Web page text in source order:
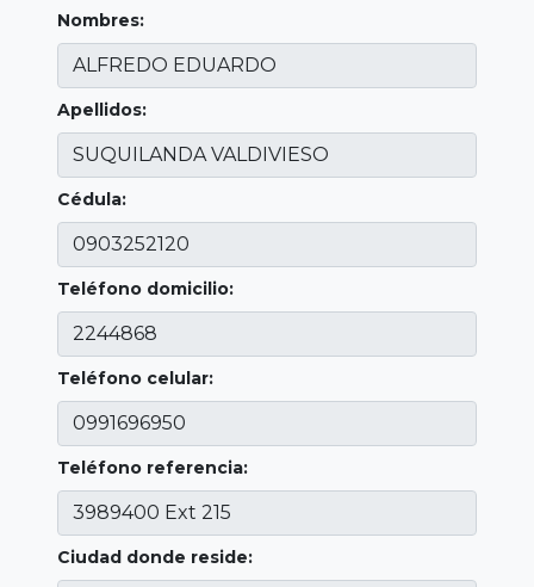
Nombres:
Apellidos:
Cédula:
Teléfono domicilio:
Teléfono celular:
Teléfono referencia:
Ciudad donde reside: